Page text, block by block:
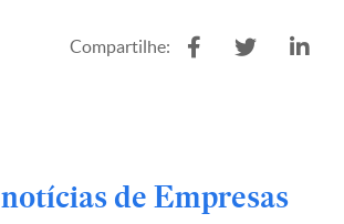
Compartilhe:
de Empresas